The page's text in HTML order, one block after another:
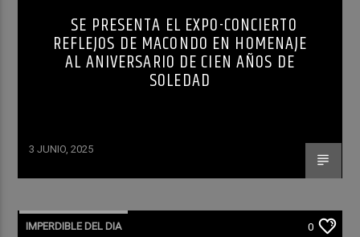
SE PRESENTA EL EXPO-CONCIERTO
REFLEJOS DE MACONDO EN HOMENAJE
AL ANIVERSARIO DE CIEN AÑOS DE
SOLEDAD
3 JUNIO, 2025
IMPERDIBLE DEL DIA 0